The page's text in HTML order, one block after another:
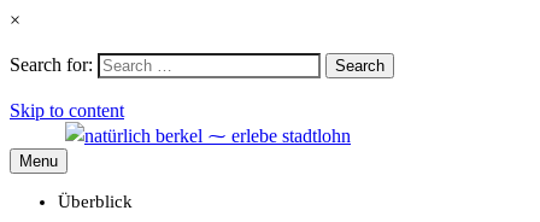
×
Search for: Search
Skip to content
Menu
Überblick